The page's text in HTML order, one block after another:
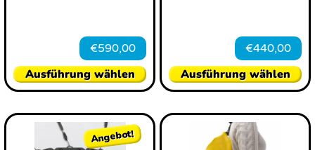
€590,00
Ausführung wählen
€440,00
Ausführung wählen
Angebot!